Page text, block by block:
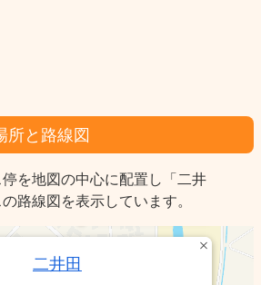
所と路線図
停を地図の中心に配置し「二井
路線図を表示しています。
二井田